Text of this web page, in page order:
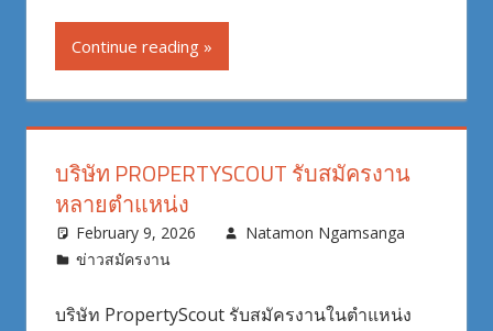
Continue reading
บริษัท PROPERTYSCOUT รับสมัครงาน
หลายตำแหน่ง
February 9, 2026
Natamon Ngamsanga
ข่าวสมัครงาน
บริษัท PropertyScout รับสมัครงานในตำแหน่ง